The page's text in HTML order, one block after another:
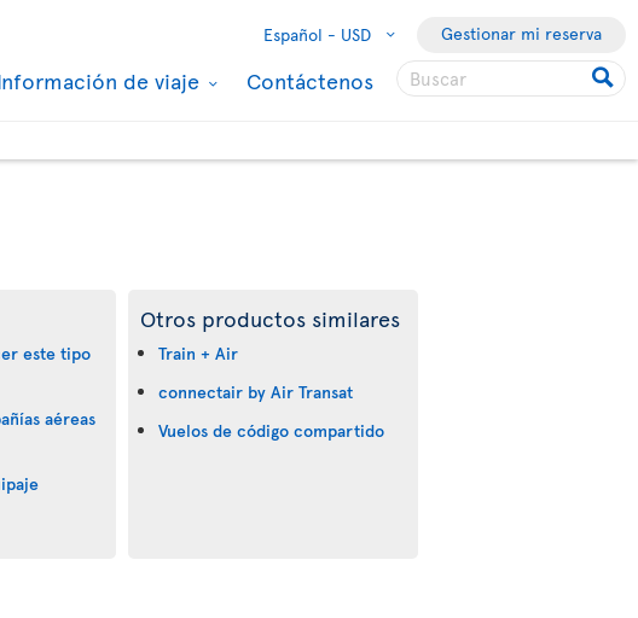
Español - USD Gestionar mi reserva
de viaje Contáctenos
este tipo
aéreas
Otros productos similares
Train + Air
connectair by Air Transat
Vuelos de código compartido